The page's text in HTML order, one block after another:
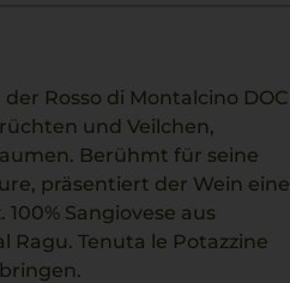
Rosso di Montalcino DOC
und Veilchen,
Berühmt für seine
präsentiert der Wein eine
Sangiovese aus
Ragu. Tenuta le Potazzine